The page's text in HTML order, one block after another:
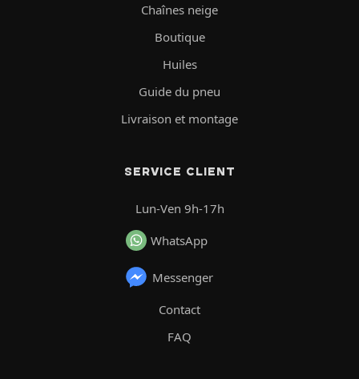
Chaînes neige
Boutique
Huiles
Guide du pneu
Livraison et montage
SERVICE CLIENT
Lun-Ven 9h-17h
WhatsApp
Messenger
Contact
FAQ